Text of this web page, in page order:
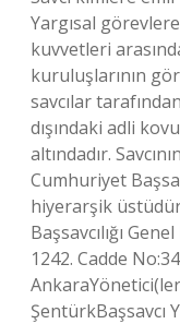
Yargısal
kuvvetleri
kuruluşlarının
savcılar
dışındaki adli
altındadır.
Cumhuriyet
hiyerarşik
Başsavcılığı
1242. Cadde
ŞentürkBaşsavcı